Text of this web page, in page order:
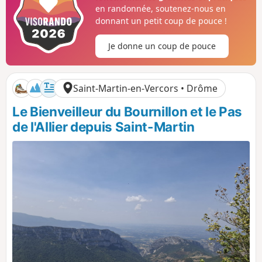
o
s
t
é
g
i
f
en randonnée, soutenez-nous en
donnant un petit coup de pouce !
Je donne un coup de pouce
Saint-Martin-en-Vercors • Drôme
Le Bienveilleur du Bournillon et le Pas
de l'Allier depuis Saint-Martin